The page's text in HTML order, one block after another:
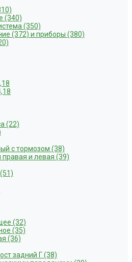
(340)
(350)
(372) и приборы (380)
(22)
с тормозом (38)
правая и левая (39)
(32)
(35)
(36)
задний Г (38)